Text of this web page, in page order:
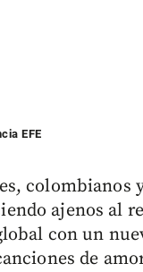
EFE
colombianos
ajenos al
con un
de